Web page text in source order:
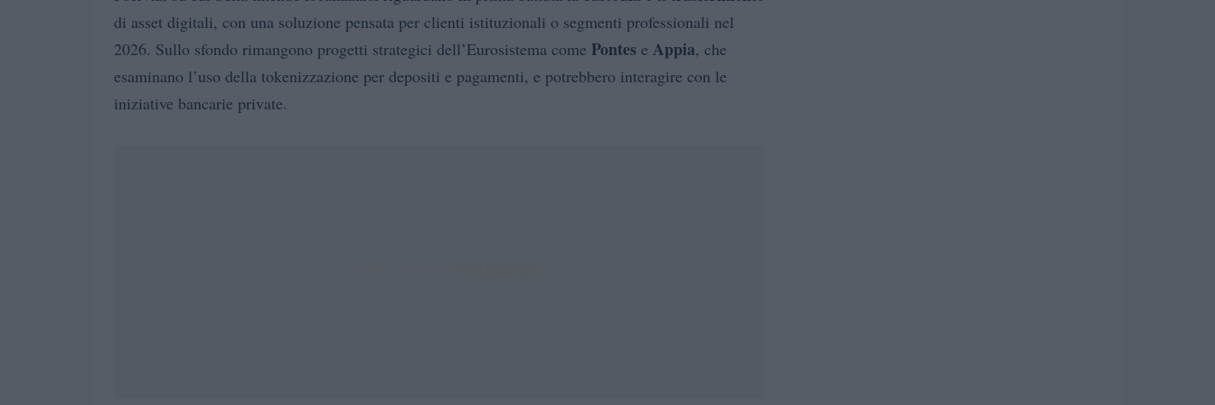
di asset digitali, con una soluzione pensata per clienti istituzionali o segmenti professionali nel
2026. Sullo sfondo rimangono progetti strategici dell’Eurosistema come Pontes e Appia, che
esaminano l’uso della tokenizzazione per depositi e pagamenti, e potrebbero interagire con le
iniziative bancarie private.